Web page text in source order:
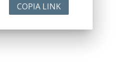
COPIA LINK